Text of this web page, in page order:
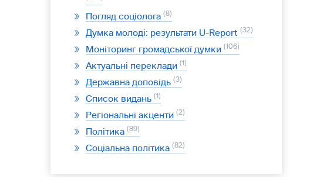
Погляд соціолога 8
Думка молоді: результати U-Report 32
Моніторинг громадської думки 106
Актуальні переклади 1
Державна доповідь 3
Список видань 1
Регіональні акценти 2
Політика 89
Соціальна політика 82